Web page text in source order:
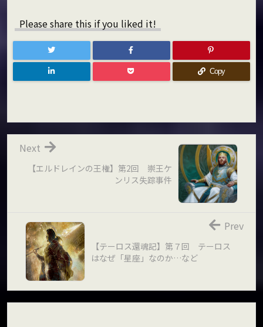
Please share this if you liked it!
Copy
【エルドレインの王権】第2回 崇王ケ
ンリス失踪事件
Next
【テーロス還魂記】第７回 テーロス
はなぜ「星座」なのか…など
Prev